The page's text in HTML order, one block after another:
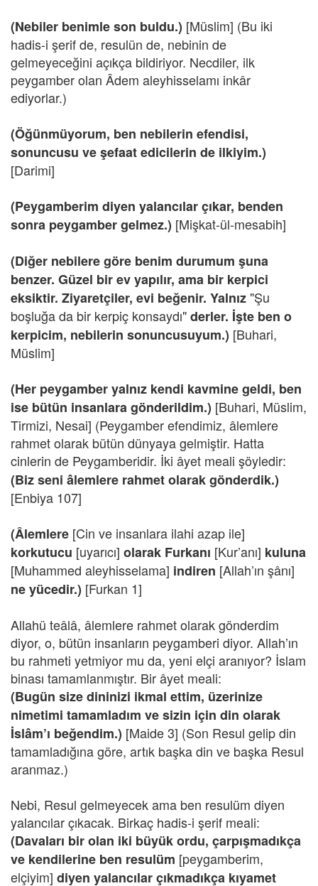
(Nebiler benimle son buldu.) [Müslim] (Bu iki
hadis-i şerif de, resulün de, nebinin de
gelmeyeceğini açıkça bildiriyor. Necdiler, ilk
peygamber olan Âdem aleyhisselamı inkâr
ediyorlar.)
(Öğünmüyorum, ben nebilerin efendisi,
sonuncusu ve şefaat edicilerin de ilkiyim.)
[Darimi]
(Peygamberim diyen yalancılar çıkar, benden
sonra peygamber gelmez.) [Mişkat-ül-mesabih]
(Diğer nebilere göre benim durumum şuna
benzer. Güzel bir ev yapılır, ama bir kerpici
eksiktir. Ziyaretçiler, evi beğenir. Yalnız "Şu
boşluğa da bir kerpiç konsaydı"derler. İşte ben o
kerpicim, nebilerin sonuncusuyum.) [Buhari,
Müslim]
(Her peygamber yalnız kendi kavmine geldi, ben
ise bütün insanlara gönderildim.) [Buhari, Müslim,
Tirmizi, Nesai] (Peygamber efendimiz, âlemlere
rahmet olarak bütün dünyaya gelmiştir. Hatta
cinlerin de Peygamberidir. İki âyet meali şöyledir:
(Biz seni âlemlere rahmet olarak gönderdik.)
[Enbiya 107]
(Âlemlere [Cin ve insanlara ilahi azap ile]
korkutucu [uyarıcı] olarak Furkanı [Kur’anı] kuluna
[Muhammed aleyhisselama] indiren [Allah’ın şânı]
ne yücedir.) [Furkan 1]
Allahü teâlâ, âlemlere rahmet olarak gönderdim
diyor, o, bütün insanların peygamberi diyor. Allah’ın
bu rahmeti yetmiyor mu da, yeni elçi aranıyor? İslam
binası tamamlanmıştır. Bir âyet meali:
(Bugün size dininizi ikmal ettim, üzerinize
nimetimi tamamladım ve sizin için din olarak
İslâm’ı beğendim.) [Maide 3] (Son Resul gelip din
tamamladığına göre, artık başka din ve başka Resul
aranmaz.)
Nebi, Resul gelmeyecek ama ben resulüm diyen
yalancılar çıkacak. Birkaç hadis-i şerif meali:
(Davaları bir olan iki büyük ordu, çarpışmadıkça
ve kendilerine ben resulüm [peygamberim,
elçiyim] diyen yalancılar çıkmadıkça kıyamet